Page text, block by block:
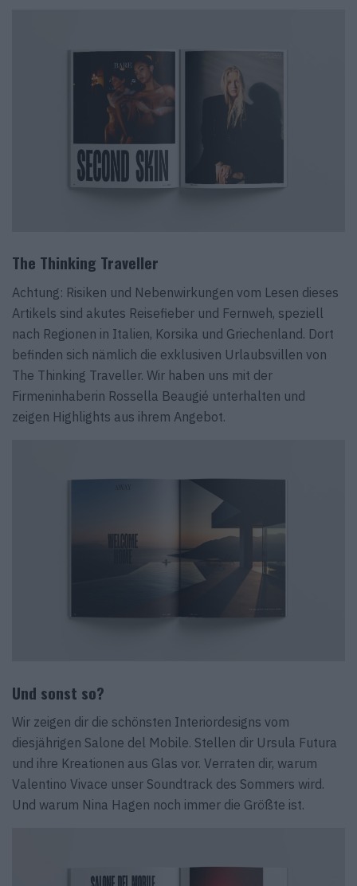
The Thinking Traveller
Achtung: Risiken und Nebenwirkungen vom Lesen dieses
Artikels sind akutes Reisefieber und Fernweh, speziell
nach Regionen in Italien, Korsika und Griechenland. Dort
befinden sich nämlich die exklusiven Urlaubsvillen von
The Thinking Traveller. Wir haben uns mit der
Firmeninhaberin Rossella Beaugié unterhalten und
zeigen Highlights aus ihrem Angebot.
Und sonst so?
Wir zeigen dir die schönsten Interiordesigns vom
diesjährigen Salone del Mobile. Stellen dir Ursula Futura
und ihre Kreationen aus Glas vor. Verraten dir, warum
Valentino Vivace unser Soundtrack des Sommers wird.
Und warum Nina Hagen noch immer die Größte ist.